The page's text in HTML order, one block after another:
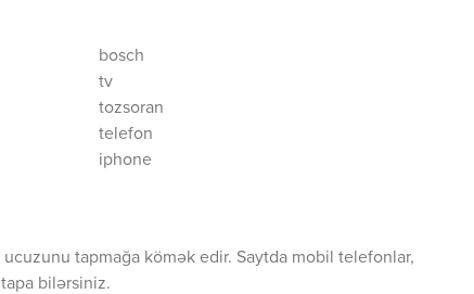
bosch
tv
tozsoran
telefon
iphone
tapmağa kömək edir. Saytda mobil telefonlar,
bilərsiniz.